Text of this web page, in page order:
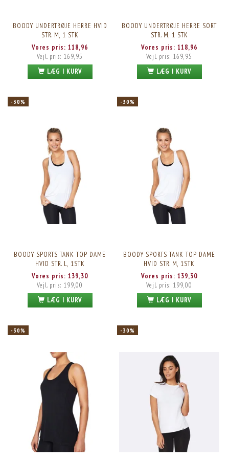
BOODY UNDERTRØJE HERRE HVID
STR. M, 1 STK
Vores pris: 118,96
Vejl. pris: 169,95
LÆG I KURV
BOODY UNDERTRØJE HERRE SORT
STR. M, 1 STK
Vores pris: 118,96
Vejl. pris: 169,95
LÆG I KURV
-30%
BOODY SPORTS TANK TOP DAME
HVID STR. L, 1STK
Vores pris: 139,30
Vejl. pris: 199,00
LÆG I KURV
-30%
BOODY SPORTS TANK TOP DAME
HVID STR. M, 1STK
Vores pris: 139,30
Vejl. pris: 199,00
LÆG I KURV
-30% -30%